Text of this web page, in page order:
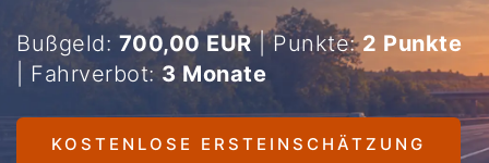
Bußgeld: 700,00 EUR| Punkte:2 Punkte
| Fahrverbot: 3 Monate
KOSTENLOSE ERSTEINSCHÄTZUNG